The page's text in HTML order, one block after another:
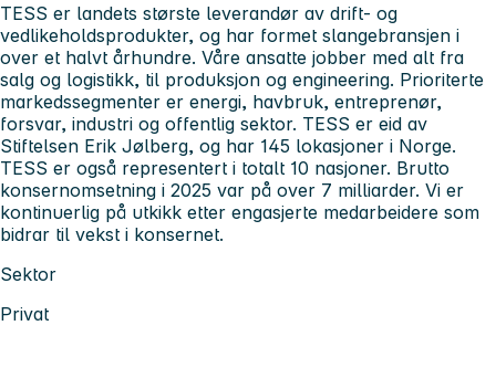
TESS er landets største leverandør av drift- og
vedlikeholdsprodukter, og har formet slangebransjen i
over et halvt århundre. Våre ansatte jobber med alt fra
salg og logistikk, til produksjon og engineering. Prioriterte
markedssegmenter er energi, havbruk, entreprenør,
forsvar, industri og offentlig sektor. TESS er eid av
Stiftelsen Erik Jølberg, og har 145 lokasjoner i Norge.
TESS er også representert i totalt 10 nasjoner. Brutto
konsernomsetning i 2025 var på over 7 milliarder. Vi er
kontinuerlig på utkikk etter engasjerte medarbeidere som
bidrar til vekst i konsernet.
Sektor
Privat